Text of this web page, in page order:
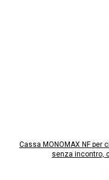
Cassa MONOMAX NF per
senza incontro,